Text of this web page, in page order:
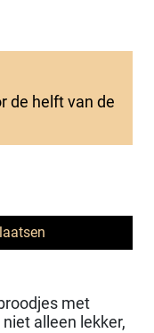
de helft van de
met
alleen lekker,